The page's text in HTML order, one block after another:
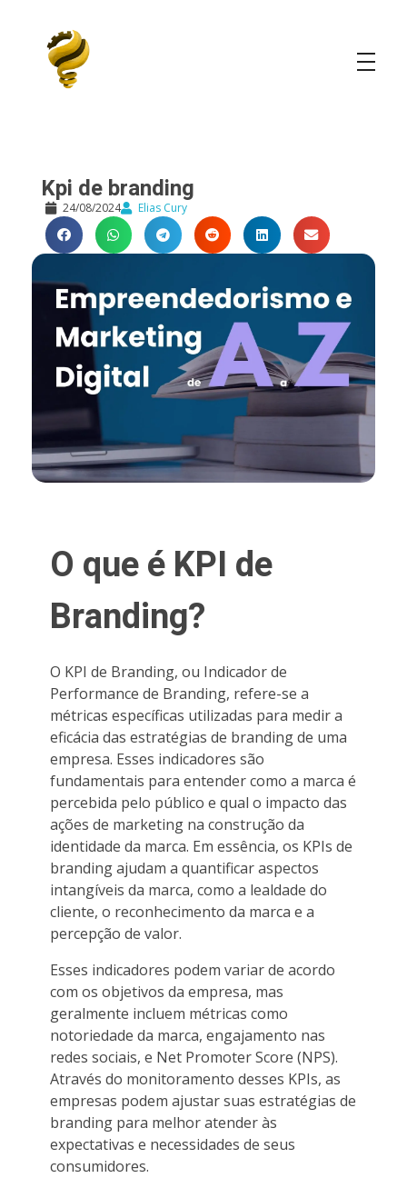
Kpi de branding
24/08/2024 Elias Cury
O que é KPI de
Branding?
O KPI de Branding, ou Indicador de
Performance de Branding, refere-se a
métricas específicas utilizadas para medir a
eficácia das estratégias de branding de uma
empresa. Esses indicadores são
fundamentais para entender como a marca é
percebida pelo público e qual o impacto das
ações de marketing na construção da
identidade da marca. Em essência, os KPIs de
branding ajudam a quantificar aspectos
intangíveis da marca, como a lealdade do
cliente, o reconhecimento da marca e a
percepção de valor.
Esses indicadores podem variar de acordo
com os objetivos da empresa, mas
geralmente incluem métricas como
notoriedade da marca, engajamento nas
redes sociais, e Net Promoter Score (NPS).
Através do monitoramento desses KPIs, as
empresas podem ajustar suas estratégias de
branding para melhor atender às
expectativas e necessidades de seus
consumidores.